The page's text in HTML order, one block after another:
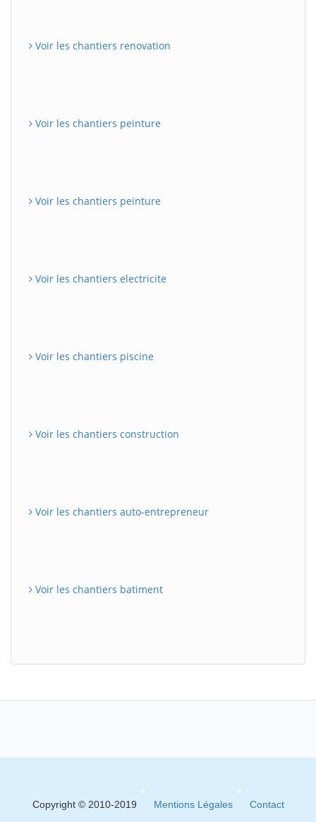
Voir les chantiers renovation
Voir les chantiers peinture
Voir les chantiers peinture
Voir les chantiers electricite
Voir les chantiers piscine
Voir les chantiers construction
Voir les chantiers auto-entrepreneur
Voir les chantiers batiment
Copyright © 2010-2019 Mentions Légales Contact